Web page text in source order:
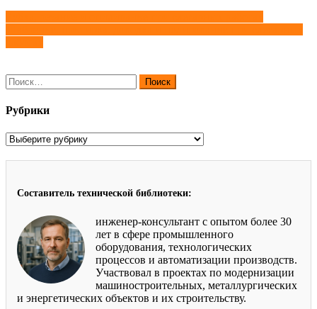
Навигация
по
Найти:
Рубрики
Рубрики
Составитель технической библиотеки:
инженер-консультант с опытом более 30
лет в сфере промышленного
оборудования, технологических
процессов и автоматизации производств.
Участвовал в проектах по модернизации
машиностроительных, металлургических
и энергетических объектов и их строительству.